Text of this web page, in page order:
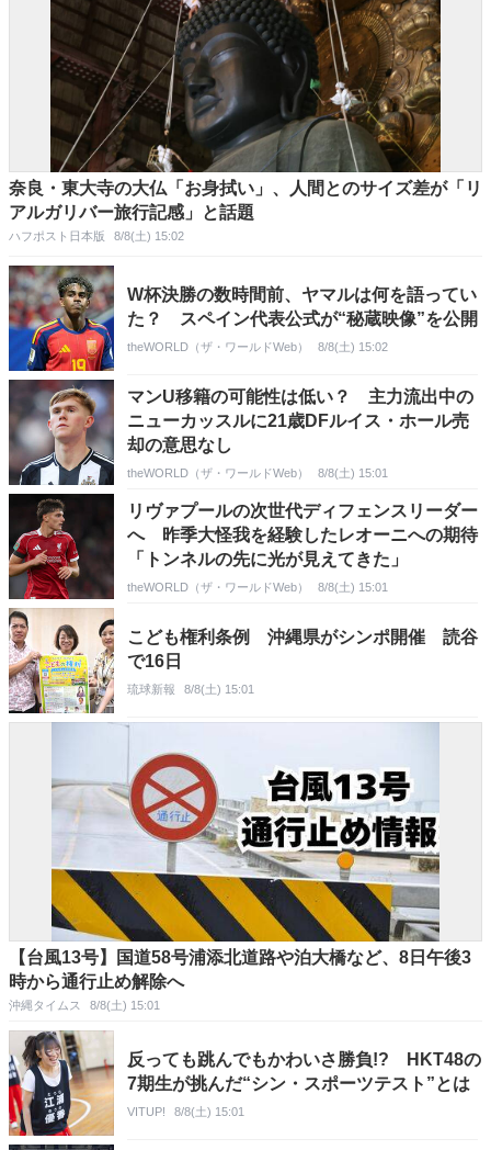
奈良・東大寺の大仏「お身拭い」、人間とのサイズ差が「リ
アルガリバー旅行記感」と話題
ハフポスト日本版 8/8(土) 15:02
W杯決勝の数時間前、ヤマルは何を語ってい
た？ スペイン代表公式が“秘蔵映像”を公開
theWORLD（ザ・ワールドWeb） 8/8(土) 15:02
マンU移籍の可能性は低い？ 主力流出中の
ニューカッスルに21歳DFルイス・ホール売
却の意思なし
theWORLD（ザ・ワールドWeb） 8/8(土) 15:01
リヴァプールの次世代ディフェンスリーダー
へ 昨季大怪我を経験したレオーニへの期待
「トンネルの先に光が見えてきた」
theWORLD（ザ・ワールドWeb） 8/8(土) 15:01
こども権利条例 沖縄県がシンポ開催 読谷
で16日
琉球新報 8/8(土) 15:01
【台風13号】国道58号浦添北道路や泊大橋など、8日午後3
時から通行止め解除へ
沖縄タイムス 8/8(土) 15:01
反っても跳んでもかわいさ勝負!? HKT48の
7期生が挑んだ“シン・スポーツテスト”とは
VITUP! 8/8(土) 15:01